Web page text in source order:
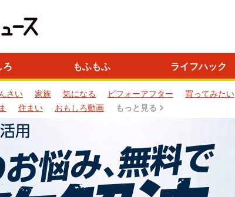
ろ もふもふ ライフハック
さい 家族 気になる ビフォーアフター 買ってみたい
住まい おもしろ動画 もっと見る